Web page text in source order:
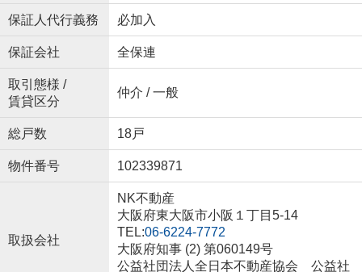
保証人代行義務 必加入
保証会社 全保連
取引態様 /
賃貸区分
仲介 / 一般
総戸数 18戸
物件番号 102339871
取扱会社
NK不動産
大阪府東大阪市小阪１丁目5-14
TEL:06-6224-7772
大阪府知事 (2) 第060149号
公益社団法人全日本不動産協会 公益社